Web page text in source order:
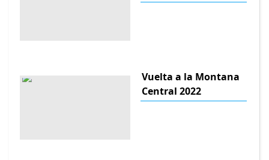
Vuelta a la Montana
Central 2022